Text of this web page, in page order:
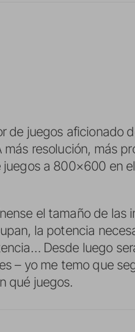
de juegos aficionado
más resolución, más
juegos a 800×600 en
el tamaño de las
la potencia
Desde luego
– yo me temo que
qué juegos.